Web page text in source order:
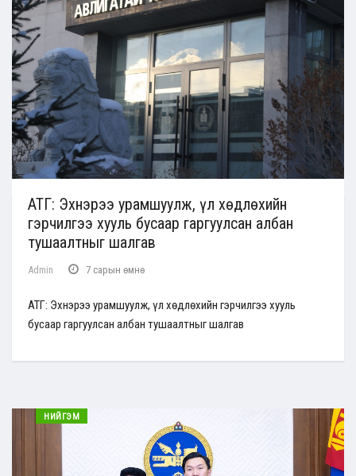
АТГ: Эхнэрээ урамшуулж, үл хөдлөхийн
гэрчилгээ хууль бусаар гаргуулсан албан
тушаалтныг шалгав
Admin 7 сарын өмнө
АТГ: Эхнэрээ урамшуулж, үл хөдлөхийн гэрчилгээ хууль
бусаар гаргуулсан албан тушаалтныг шалгав
НИЙГЭМ